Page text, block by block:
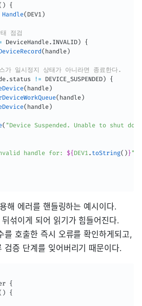
)
{
Handle( DEV1 )
점검
DeviceHandle. INVALID )
{
( handle )
가 일시정지 상태가 아니라면 종료한다.
. status != DEVICE_SUSPENDED )
{
( handle )
( handle )
( handle )
( "Device Suspended. Unable to shut
handle for: ${ DEV1. toString( ) } "
해 에러를 핸들링하는 예시이다.
섞이게 되어 읽기가 힘들어진다.
를 호출한 즉시 오류를 확인하게되고,
검증 단계를 잊어버리기 때문이다.
{
)
{